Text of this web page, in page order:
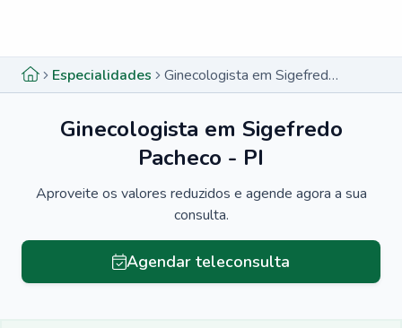
Especialidades Ginecologista em Sigefredo Pacheco - PI
Ginecologista em Sigefredo
Pacheco - PI
Aproveite os valores reduzidos e agende agora a sua
consulta.
Agendar teleconsulta